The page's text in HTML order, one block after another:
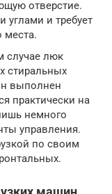
отверстие.
углами и требует
места.
случае люк
стиральных
выполнен
практически на
немного
управления.
по своим